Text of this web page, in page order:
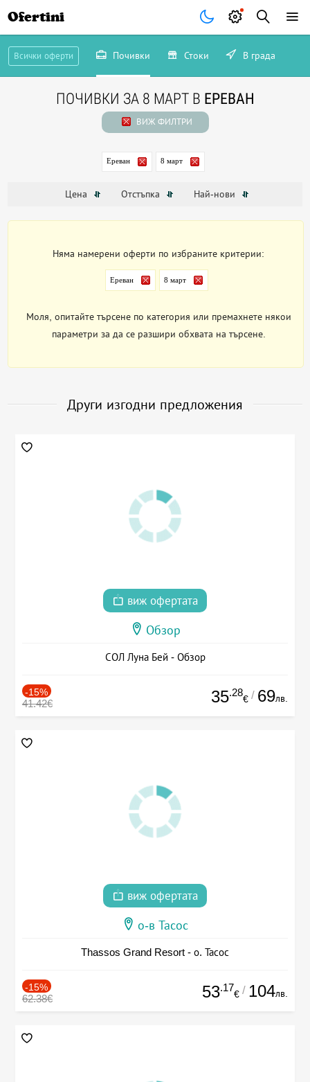
Ofertini
Всички оферти Почивки Стоки В града
ПОЧИВКИ ЗА 8 МАРТ В ЕРЕВАН
ВИЖ ФИЛТРИ
Ереван 8 март
Цена Отстъпка Най-нови
Няма намерени оферти по избраните критерии:
Ереван 8 март
Моля, опитайте търсене по категория или премахнете някои
параметри за да се разшири обхвата на търсене.
Други изгодни предложения
виж офертата
Обзор
СОЛ Луна Бей - Обзор
-15%
41.42€ 35.28
€ / 69лв.
виж офертата
о-в Тасос
Thassos Grand Resort - о. Тасос
-15%
62.38€ 53.17
€ / 104лв.